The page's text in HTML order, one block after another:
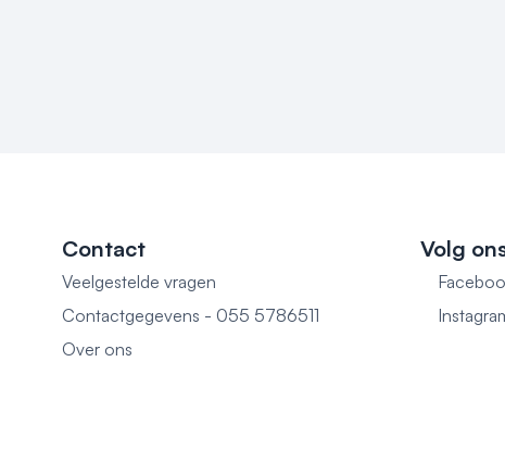
Contact
Veelgestelde vragen
Contactgegevens - 055 5786511
Over ons
Volg